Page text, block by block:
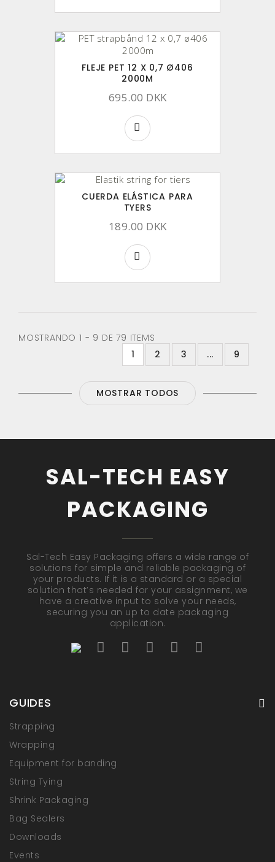
FLEJE PET 12 X 0,7 Ø406
2000M
695.00 DKK
CUERDA ELÁSTICA PARA
TYERS
189.00 DKK
MOSTRANDO 1 - 9 DE 79 ITEMS
1
2 3 ... 9
MOSTRAR TODOS
SAL-TECH EASY
PACKAGING
Sal-Tech Easy Packaging offers a wide range of
solutions for simple and reliable packaging of
your products. If it is a standard or a special
solution that’s needed for your assignment, we
have a creative input to solve your needs,
securing you an up to date packaging
application.
GUIDES
Strapping
Wrapping
Equipment for banding
String Tying
Shrink Packaging
Bag Sealers
Downloads
Events